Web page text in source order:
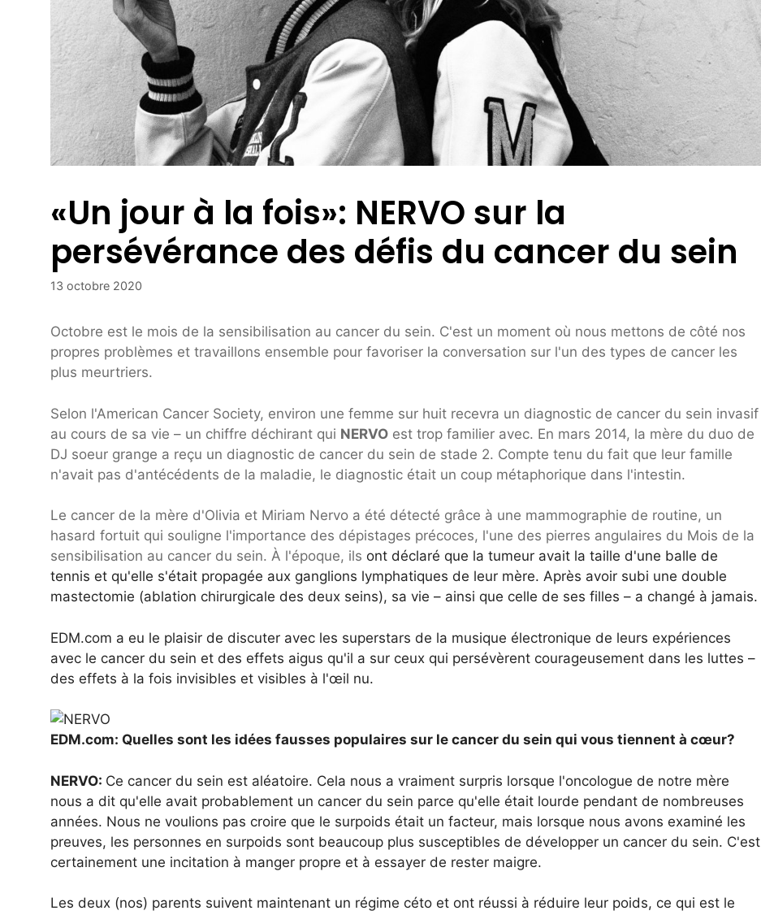
«Un jour à la fois»: NERVO sur la
persévérance des défis du cancer du sein
13 octobre 2020
Octobre est le mois de la sensibilisation au cancer du sein. C'est un moment où nous mettons de côté nos
propres problèmes et travaillons ensemble pour favoriser la conversation sur l'un des types de cancer les
plus meurtriers.
Selon l'American Cancer Society, environ une femme sur huit recevra un diagnostic de cancer du sein invasif
au cours de sa vie – un chiffre déchirant qui NERVO est trop familier avec. En mars 2014, la mère du duo de
DJ soeur grange a reçu un diagnostic de cancer du sein de stade 2. Compte tenu du fait que leur famille
n'avait pas d'antécédents de la maladie, le diagnostic était un coup métaphorique dans l'intestin.
Le cancer de la mère d'Olivia et Miriam Nervo a été détecté grâce à une mammographie de routine, un
hasard fortuit qui souligne l'importance des dépistages précoces, l'une des pierres angulaires du Mois de la
sensibilisation au cancer du sein. À l'époque, ils ont déclaré que la tumeur avait la taille d'une balle de
tennis et qu'elle s'était propagée aux ganglions lymphatiques de leur mère. Après avoir subi une double
mastectomie (ablation chirurgicale des deux seins), sa vie – ainsi que celle de ses filles – a changé à jamais.
EDM.com a eu le plaisir de discuter avec les superstars de la musique électronique de leurs expériences
avec le cancer du sein et des effets aigus qu'il a sur ceux qui persévèrent courageusement dans les luttes –
des effets à la fois invisibles et visibles à l'œil nu.
EDM.com: Quelles sont les idées fausses populaires sur le cancer du sein qui vous tiennent à cœur?
NERVO: Ce cancer du sein est aléatoire. Cela nous a vraiment surpris lorsque l'oncologue de notre mère
nous a dit qu'elle avait probablement un cancer du sein parce qu'elle était lourde pendant de nombreuses
années. Nous ne voulions pas croire que le surpoids était un facteur, mais lorsque nous avons examiné les
preuves, les personnes en surpoids sont beaucoup plus susceptibles de développer un cancer du sein. C'est
certainement une incitation à manger propre et à essayer de rester maigre.
Les deux (nos) parents suivent maintenant un régime céto et ont réussi à réduire leur poids, ce qui est le